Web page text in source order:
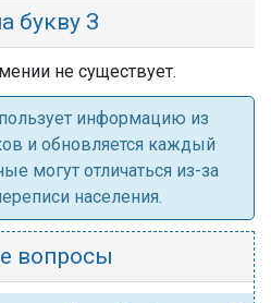
букву З
не существует.
информацию из
и обновляется каждый
могут отличаться из-за
населения.
вопросы